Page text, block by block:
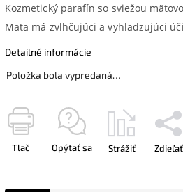
Položka bola vypredaná…
Kozmetický parafín so sviežou
Mäta má zvlhčujúci a vyhladzujúci
Detailné informácie
Tlač Opýtať sa Strážiť Zdieľať